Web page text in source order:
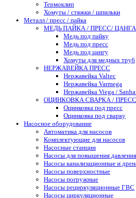
Термоклип
Хомуты / стяжки / шпильки
Металл / пресс / пайка
МЕДЬ ПАЙКА / ПРЕСС/ ЦАНГА
Медь под пайку
Медь под пресс
Медь под цангу
Хомуты для медных труб
НЕРЖАВЕЙКА ПРЕСС
Нержавейка Valtec
Нержавейка Varmega
Нержавейка Viega /
ОЦИНКОВКА СВАРКА / ПРЕСС
Оцинковка под пресс
Оцинковка под сварку
Насосное оборудование
Автоматика для насосов
Комплектующие для насосов
Насосные станции
Насосы для повышения
Насосы канализационные и
Насосы поверхностные
Насосы погружные
Насосы рециркуляционные ГВС
Насосы циркуляционные